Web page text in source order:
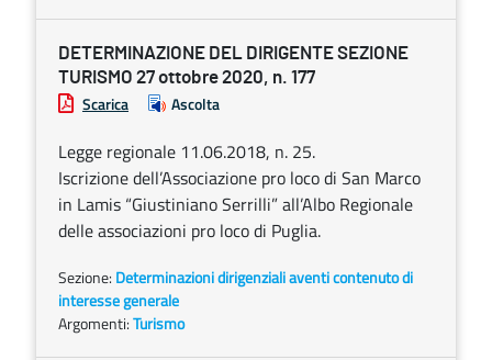
DETERMINAZIONE DEL DIRIGENTE SEZIONE
TURISMO 27 ottobre 2020, n. 177
Scarica Ascolta
Legge regionale 11.06.2018, n. 25.
Iscrizione dell’Associazione pro loco di San Marco
in Lamis “Giustiniano Serrilli” all’Albo Regionale
delle associazioni pro loco di Puglia.
Sezione: Determinazioni dirigenziali aventi contenuto di
interesse generale
Argomenti:Turismo